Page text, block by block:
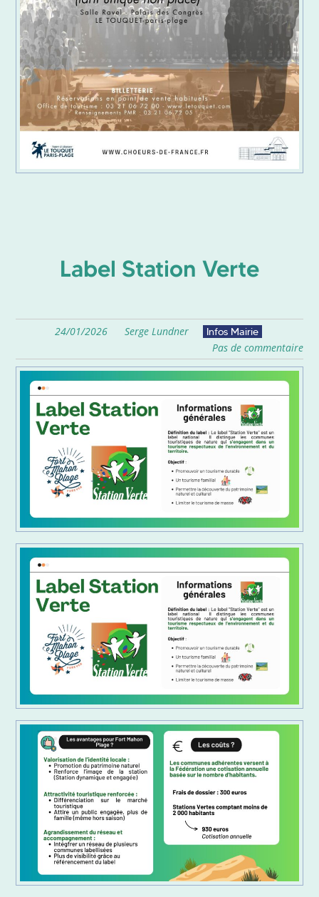
Label Station Verte
24/01/2026 Serge Lundner Infos Mairie
Pas de commentaire